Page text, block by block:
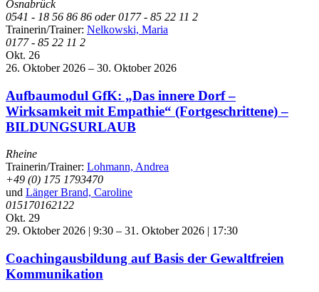
Osnabrück
0541 - 18 56 86 86 oder 0177 - 85 22 11 2
Trainerin/Trainer: Nelkowski, Maria
0177 - 85 22 11 2
Okt. 26
26. Oktober 2026 – 30. Oktober 2026
Aufbaumodul GfK: „Das innere Dorf –
Wirksamkeit mit Empathie“ (Fortgeschrittene) –
BILDUNGSURLAUB
Rheine
Trainerin/Trainer: Lohmann, Andrea
+49 (0) 175 1793470
und Länger Brand, Caroline
015170162122
Okt. 29
29. Oktober 2026 | 9:30 – 31. Oktober 2026 | 17:30
Coachingausbildung auf Basis der Gewaltfreien
Kommunikation